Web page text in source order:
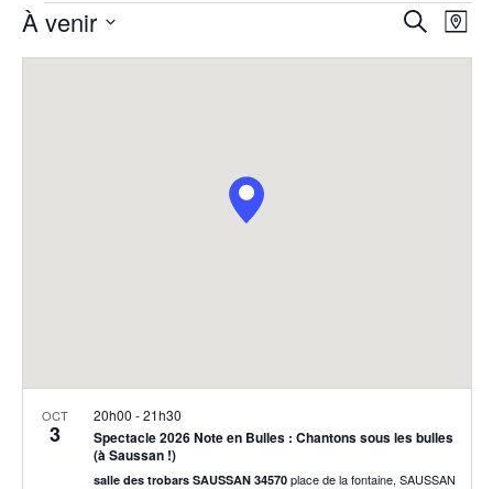
Évènements
et
Recherche
de
Plan
À venir
Sélectionnez
OCT
3
Spectacle 2026 Note en Bulles : Chantons sous les bulles
(à Saussan !)
20h00 -21h30
salle des trobars SAUSSAN 34570 place de la fontaine, SAUSSAN